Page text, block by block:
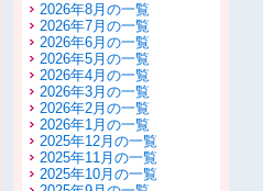
2026年8月の一覧
2026年7月の一覧
2026年6月の一覧
2026年5月の一覧
2026年4月の一覧
2026年3月の一覧
2026年2月の一覧
2026年1月の一覧
2025年12月の一覧
2025年11月の一覧
2025年10月の一覧